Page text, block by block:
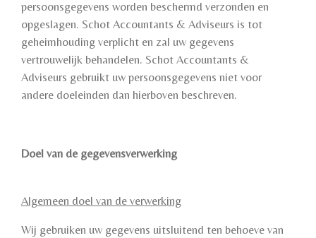
persoonsgegevens worden beschermd verzonden en
opgeslagen. Schot Accountants & Adviseurs is tot
geheimhouding verplicht en zal uw gegevens
vertrouwelijk behandelen. Schot Accountants &
Adviseurs gebruikt uw persoonsgegevens niet voor
andere doeleinden dan hierboven beschreven.
Doel van de gegevensverwerking
Algemeen doel van de verwerking
Wij gebruiken uw gegevens uitsluitend ten behoeve van